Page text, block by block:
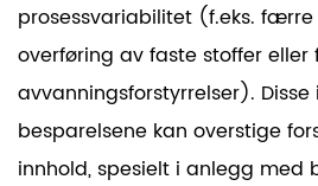
prosessvariabilitet (f.eks.
overføring av faste stoffer
avvanningsforstyrrelser).
besparelsene kan overstige
innhold, spesielt i anlegg med